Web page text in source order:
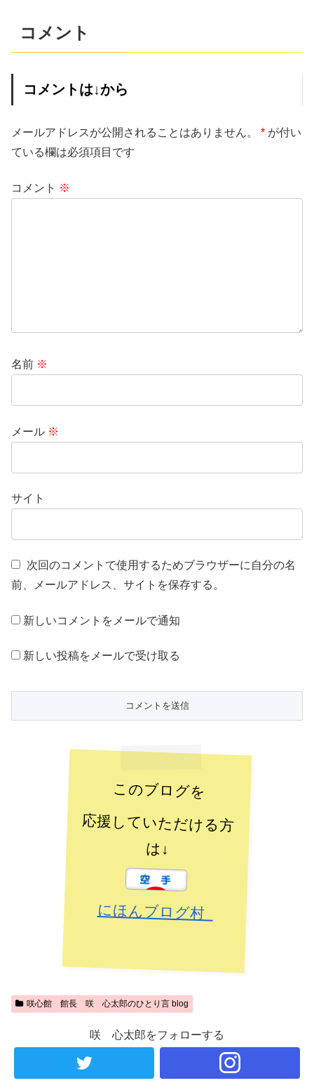
コメント
コメントは↓から
メールアドレスが公開されることはありません。 * が付い
ている欄は必須項目です
コメント ※
名前 ※
メール ※
サイト
次回のコメントで使用するためブラウザーに自分の名
前、メールアドレス、サイトを保存する。
新しいコメントをメールで通知
新しい投稿をメールで受け取る
このブログを
応援していただける方
は↓
にほんブログ村
咲心館 館長 咲 心太郎のひとり言 blog
咲 心太郎をフォローする